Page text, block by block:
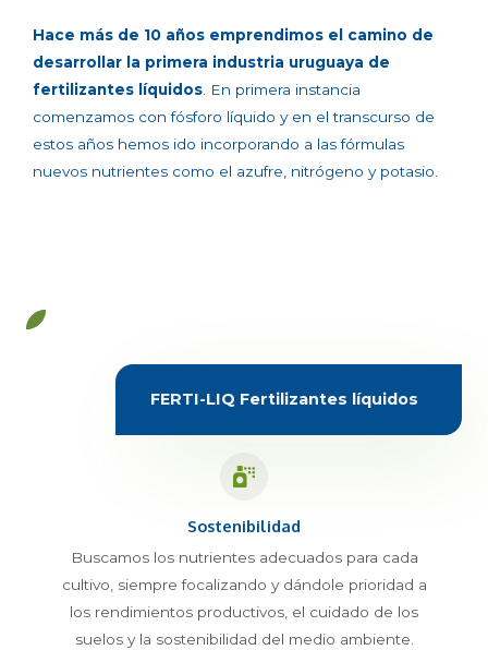
Hace más de 10 años emprendimos el camino de
desarrollar la primera industria uruguaya de
fertilizantes líquidos. En primera instancia
comenzamos con fósforo líquido y en el transcurso de
estos años hemos ido incorporando a las fórmulas
nuevos nutrientes como el azufre, nitrógeno y potasio.
FERTI-LIQ Fertilizantes líquidos
Sostenibilidad
Buscamos los nutrientes adecuados para cada
cultivo, siempre focalizando y dándole prioridad a
los rendimientos productivos, el cuidado de los
suelos y la sostenibilidad del medio ambiente.